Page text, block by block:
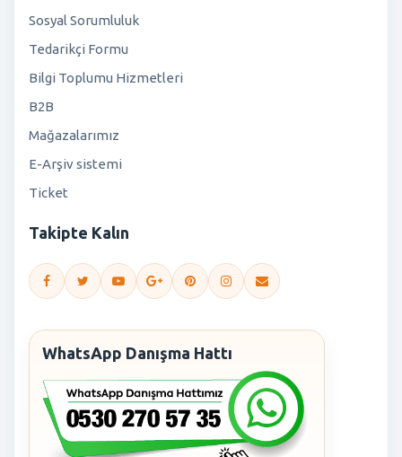
Sosyal Sorumluluk
Tedarikçi Formu
Bilgi Toplumu Hizmetleri
B2B
Mağazalarımız
E-Arşiv sistemi
Ticket
Takipte Kalın
WhatsApp Danışma Hattı